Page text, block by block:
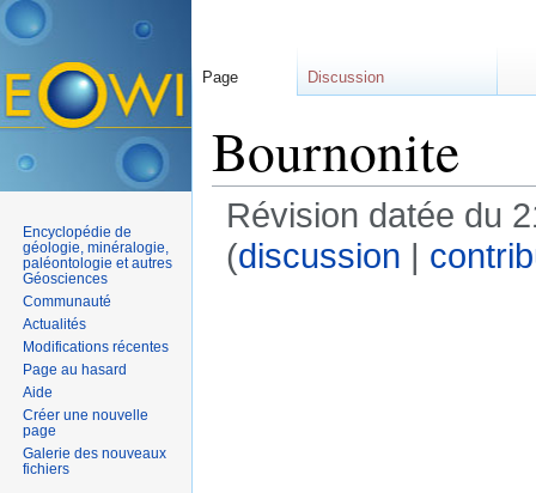
Bournonite
Révision datée du
(discussion |
Page Discussion
Encyclopédie de
géologie, minéralogie,
paléontologie et autres
Géosciences
Communauté
Actualités
Modifications récentes
Page au hasard
Aide
Créer une nouvelle
page
Galerie des nouveaux
fichiers